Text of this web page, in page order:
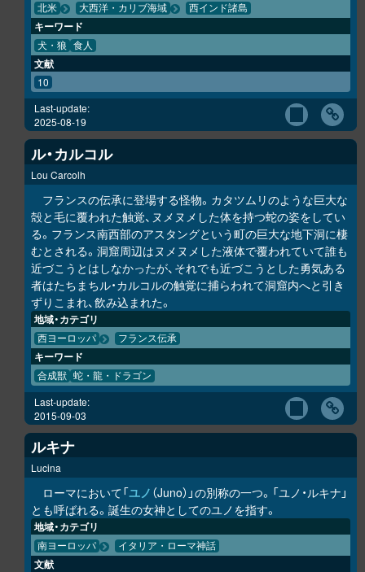
北米
大西洋・カリブ海域 西インド諸島
キーワード
犬・狼 食人
文献
10
Last-update:
2025-08-19
ル・カルコル
Lou Carcolh
フランスの伝承に登場する怪物。カタツムリのような巨大な
殻と毛に覆われた触覚、ヌメヌメした体を持つ蛇の姿をしてい
る。フランス南西部のアスタングという町の巨大な地下洞に棲
むとされる。洞窟周辺はヌメヌメした液体で覆われていて誰も
近づこうとはしなかったが、それでも近づこうとした勇気ある
者はたちまちル・カルコルの触覚に捕らわれて洞窟内へと引き
ずりこまれ、飲み込まれた。
地域・カテゴリ
西ヨーロッパ フランス伝承
キーワード
合成獣 蛇・龍・ドラゴン
Last-update:
2015-09-03
ルキナ
Lucina
ローマにおいて「ユノ （Juno）」の別称の一つ。「ユノ・ルキナ」
とも呼ばれる。誕生の女神としてのユノを指す。
地域・カテゴリ
南ヨーロッパ イタリア・ローマ神話
文献